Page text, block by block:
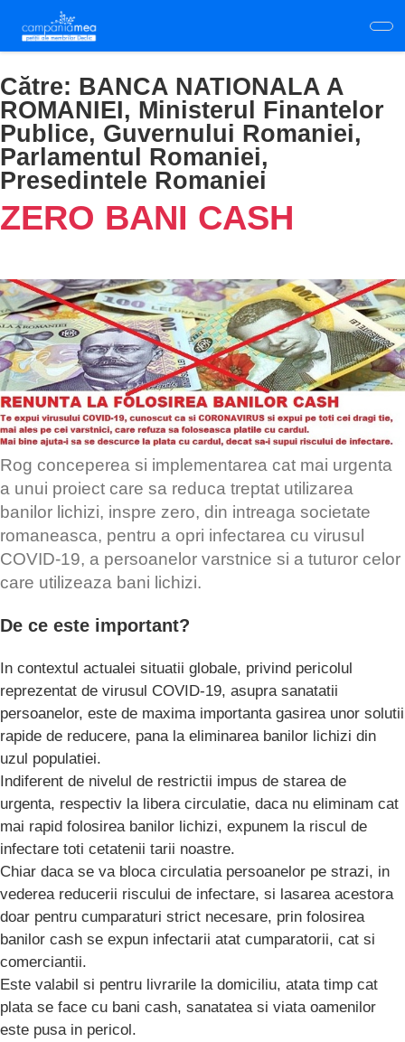
main
content
Către: BANCA NATIONALA A
ROMANIEI, Ministerul Finantelor
Publice, Guvernului Romaniei,
Parlamentul Romaniei,
Presedintele Romaniei
ZERO BANI CASH
Rog conceperea si implementarea cat mai urgenta
a unui proiect care sa reduca treptat utilizarea
banilor lichizi, inspre zero, din intreaga societate
romaneasca, pentru a opri infectarea cu virusul
COVID-19, a persoanelor varstnice si a tuturor celor
care utilizeaza bani lichizi.
De ce este important?
In contextul actualei situatii globale, privind pericolul
reprezentat de virusul COVID-19, asupra sanatatii
persoanelor, este de maxima importanta gasirea unor solutii
rapide de reducere, pana la eliminarea banilor lichizi din
uzul populatiei.
Indiferent de nivelul de restrictii impus de starea de
urgenta, respectiv la libera circulatie, daca nu eliminam cat
mai rapid folosirea banilor lichizi, expunem la riscul de
infectare toti cetatenii tarii noastre.
Chiar daca se va bloca circulatia persoanelor pe strazi, in
vederea reducerii riscului de infectare, si lasarea acestora
doar pentru cumparaturi strict necesare, prin folosirea
banilor cash se expun infectarii atat cumparatorii, cat si
comerciantii.
Este valabil si pentru livrarile la domiciliu, atata timp cat
plata se face cu bani cash, sanatatea si viata oamenilor
este pusa in pericol.